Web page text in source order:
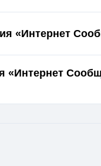
«Интернет
«Интернет